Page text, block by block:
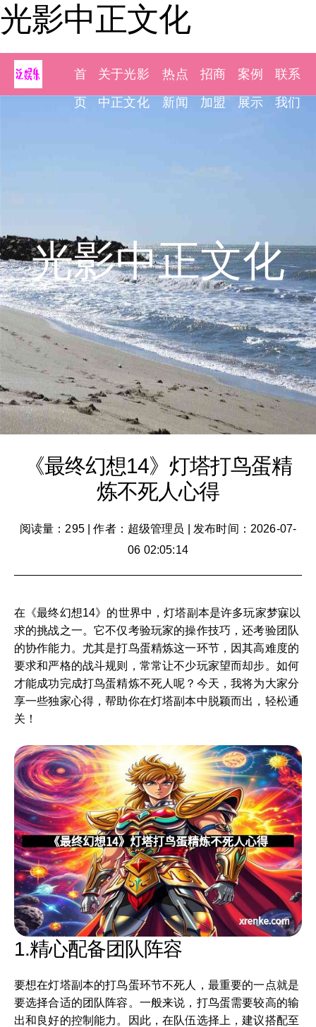
光影中正文化
首
页
关于光影
中正文化
热点
新闻
招商
加盟
案例
展示
联系
我们
光影中正文化
《最终幻想14》灯塔打鸟蛋精
炼不死人心得
阅读量：295|作者：超级管理员
发布时间：2026-07-
06 02:05:14
在《最终幻想14》的世界中，灯塔副本是许多玩家梦寐以
求的挑战之一。它不仅考验玩家的操作技巧，还考验团队
的协作能力。尤其是打鸟蛋精炼这一环节，因其高难度的
要求和严格的战斗规则，常常让不少玩家望而却步。如何
才能成功完成打鸟蛋精炼不死人呢？今天，我将为大家分
享一些独家心得，帮助你在灯塔副本中脱颖而出，轻松通
关！
1.精心配备团队阵容
要想在灯塔副本的打鸟蛋环节不死人，最重要的一点就是
要选择合适的团队阵容。一般来说，打鸟蛋需要较高的输
出和良好的控制能力。因此，在队伍选择上，建议搭配至